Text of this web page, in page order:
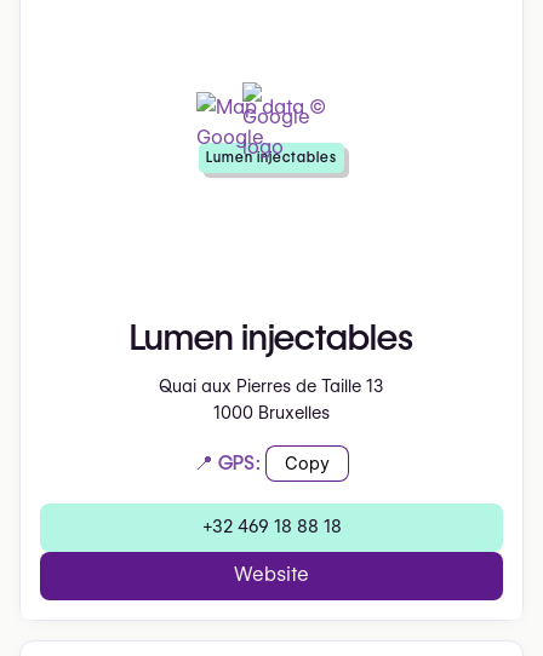
Lumen injectables
Quai aux Pierres de Taille 13
1000 Bruxelles
📍 GPS: Copy
+32 469 18 88 18
Website
Lumen injectables